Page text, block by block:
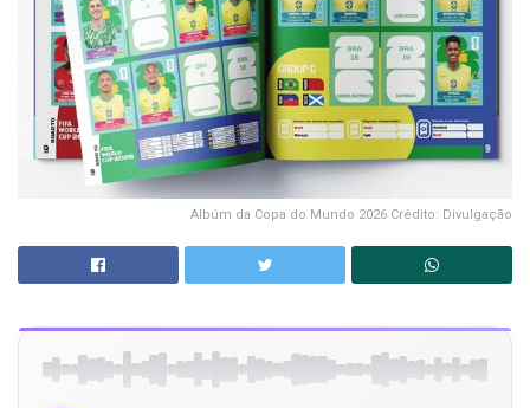
Albúm da Copa do Mundo 2026 Crédito: Divulgação